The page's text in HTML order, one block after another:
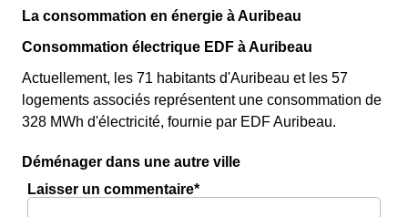
La consommation en énergie à Auribeau
Consommation électrique EDF à Auribeau
Actuellement, les 71 habitants d'Auribeau et les 57
logements associés représentent une consommation de
328 MWh d'électricité, fournie par EDF Auribeau.
Déménager dans une autre ville
Laisser un commentaire*